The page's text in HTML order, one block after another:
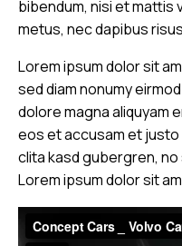
bibendum, nisi et mattis
metus, nec dapibus
Lorem ipsum dolor sit
sed diam nonumy
dolore magna aliquyam
eos et accusam et
clita kasd gubergren,
Lorem ipsum dolor sit